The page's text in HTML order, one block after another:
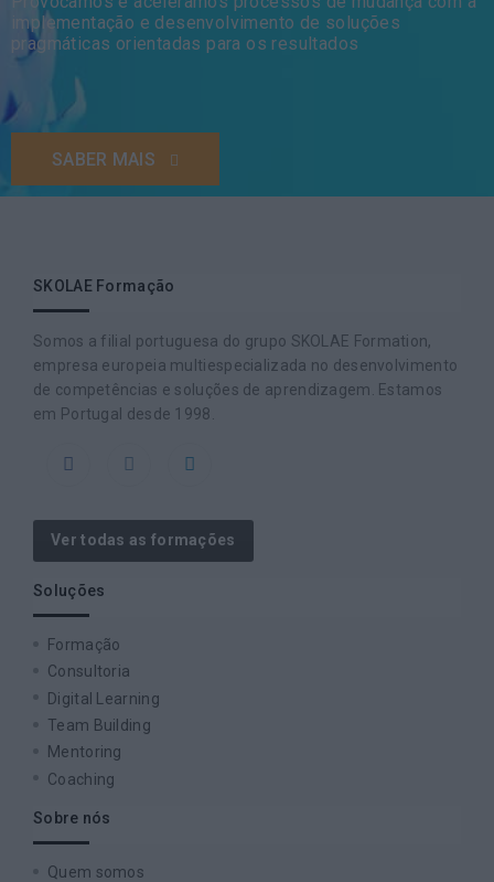
implementação e desenvolvimento de soluções
pragmáticas orientadas para os resultados
SABER MAIS
SKOLAE Formação
Somos a filial portuguesa do grupo SKOLAE Formation,
empresa europeia multiespecializada no desenvolvimento
de competências e soluções de aprendizagem. Estamos
em Portugal desde 1998.
Ver todas as formações
Soluções
Formação
Consultoria
Digital Learning
Team Building
Mentoring
Coaching
Sobre nós
Quem somos